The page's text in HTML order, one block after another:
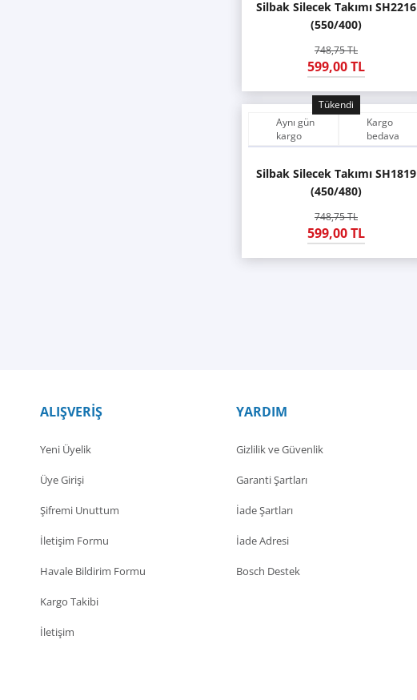
Silbak Silecek Takımı SH2216
(550/400)
748,75 TL
599,00 TL
Tükendi
Aynı gün
kargo
Kargo
bedava
Silbak Silecek Takımı SH1819
(450/480)
748,75 TL
599,00 TL
ALIŞVERİŞ
Yeni Üyelik
Üye Girişi
Şifremi Unuttum
İletişim Formu
Havale Bildirim Formu
Kargo Takibi
İletişim
YARDIM
Gizlilik ve Güvenlik
Garanti Şartları
İade Şartları
İade Adresi
Bosch Destek